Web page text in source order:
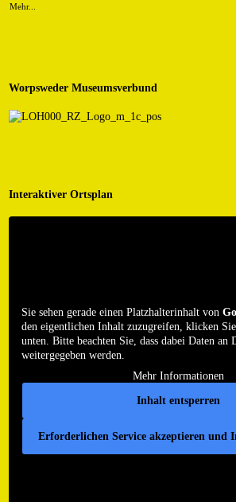
Mehr...
Worpsweder Museumsverbund
Interaktiver Ortsplan
Sie sehen gerade einen Platzhalterinhalt von
den eigentlichen Inhalt zuzugreifen, klicken
unten. Bitte beachten Sie, dass dabei Daten an
weitergegeben werden.
Mehr Informationen
Inhalt entsperren
Erforderlichen Service akzeptieren und